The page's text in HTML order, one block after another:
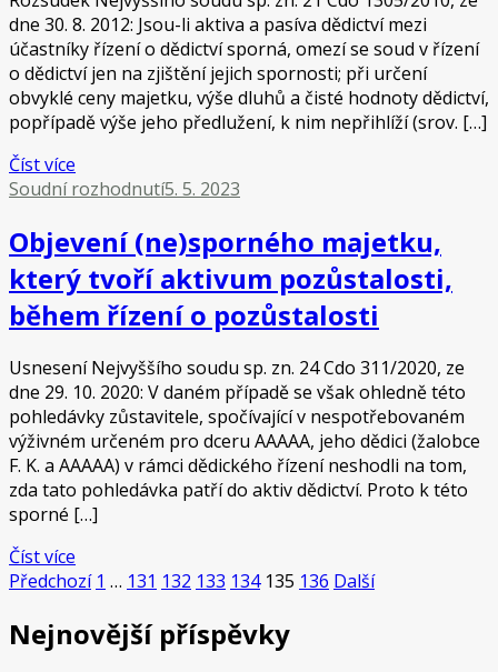
dne 30. 8. 2012: Jsou-li aktiva a pasíva dědictví mezi
účastníky řízení o dědictví sporná, omezí se soud v řízení
o dědictví jen na zjištění jejich spornosti; při určení
obvyklé ceny majetku, výše dluhů a čisté hodnoty dědictví,
popřípadě výše jeho předlužení, k nim nepřihlíží (srov. […]
Číst více
Soudní rozhodnutí5. 5. 2023
Objevení (ne)sporného majetku,
který tvoří aktivum pozůstalosti,
během řízení o pozůstalosti
Usnesení Nejvyššího soudu sp. zn. 24 Cdo 311/2020, ze
dne 29. 10. 2020: V daném případě se však ohledně této
pohledávky zůstavitele, spočívající v nespotřebovaném
výživném určeném pro dceru AAAAA, jeho dědici (žalobce
F. K. a AAAAA) v rámci dědického řízení neshodli na tom,
zda tato pohledávka patří do aktiv dědictví. Proto k této
sporné […]
Číst více
Navigace
Předchozí Stránka
1 … Stránka
131 Stránka
132 Stránka
133 Stránka
134 Stránka
135 Stránka
136 Další
Nejnovější příspěvky